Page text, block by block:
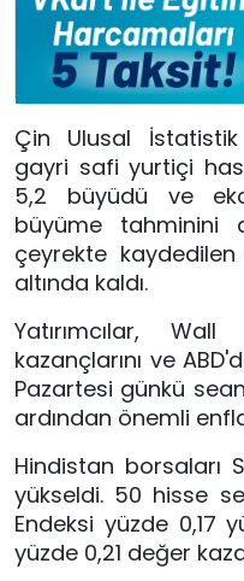
Çin Ulusal
gayri safi yurtiçi
5,2 büyüdü ve
büyüme tahminini
çeyrekte
altında kaldı.
Yatırımcılar,
kazançlarını ve
Pazartesi günkü
ardından önemli
Hindistan borsaları
yükseldi. 50 hisse
Endeksi yüzde 0,17
yüzde 0,21 değer